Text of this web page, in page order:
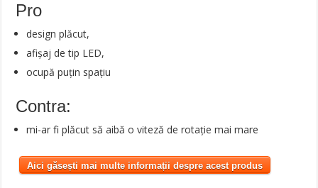
Pro
design plăcut,
afișaj de tip LED,
ocupă puțin spațiu
Contra:
mi-ar fi plăcut să aibă o viteză de rotație mai mare
Aici găsești mai multe informații despre acest produs